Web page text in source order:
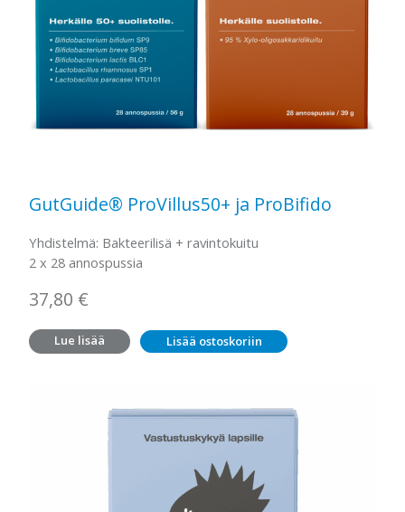
GutGuide® ProVillus50+ ja ProBifido
Yhdistelmä: Bakteerilisä + ravintokuitu
2 x 28 annospussia
37,80 €
Lue lisää Lisää ostoskoriin